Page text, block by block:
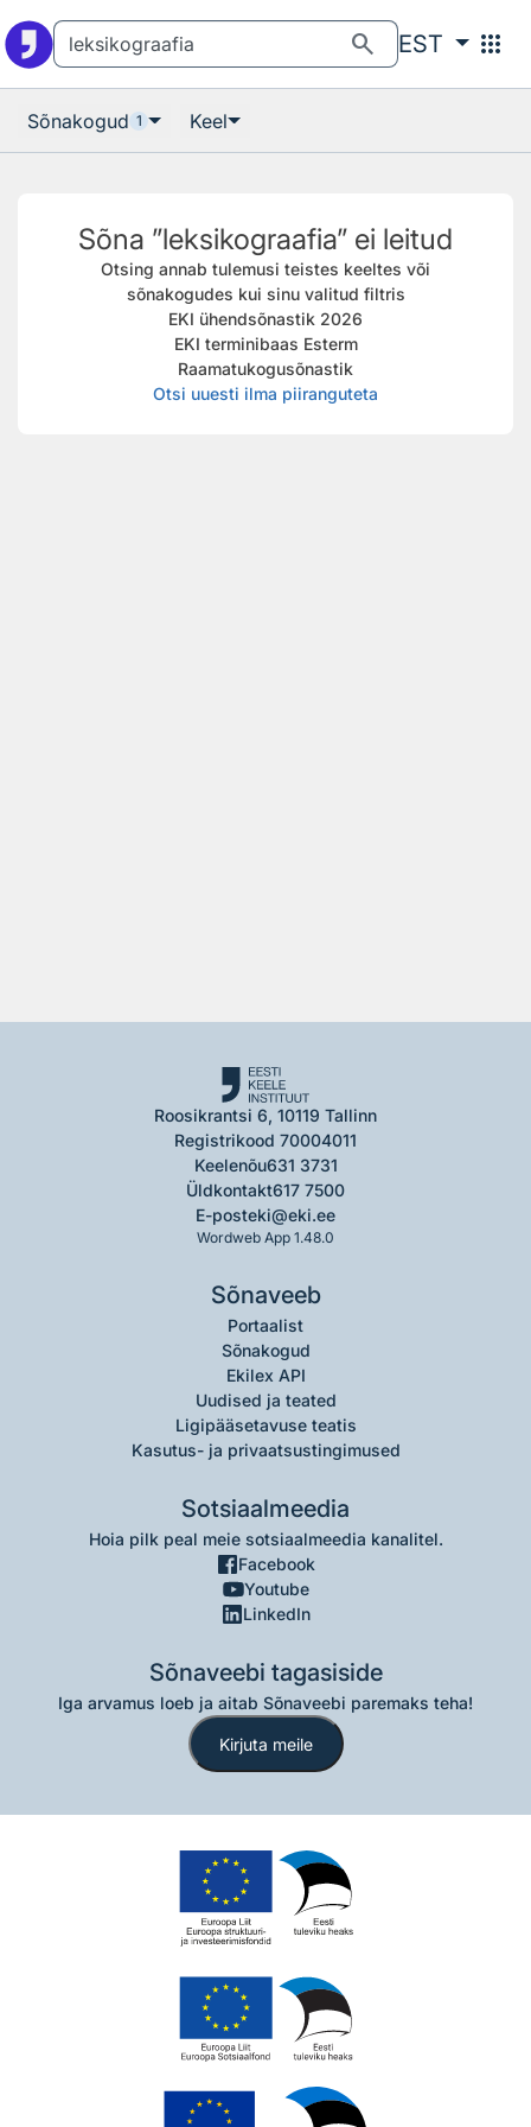
search EST apps
Sõnakogud 1 Keel
Sõna ”leksikograafia” ei leitud
Otsing annab tulemusi teistes keeltes või
sõnakogudes kui sinu valitud filtris
EKI ühendsõnastik 2026
EKI terminibaas Esterm
Raamatukogusõnastik
Otsi uuesti ilma piiranguteta
Roosikrantsi 6, 10119 Tallinn
Registrikood 70004011
Keelenõu631 3731
Üldkontakt617 7500
E-posteki@eki.ee
Wordweb App 1.48.0
Sõnaveeb
Portaalist
Sõnakogud
Ekilex API
Uudised ja teated
Ligipääsetavuse teatis
Kasutus- ja privaatsustingimused
Sotsiaalmeedia
Hoia pilk peal meie sotsiaalmeedia kanalitel.
Facebook
Youtube
LinkedIn
Sõnaveebi tagasiside
Iga arvamus loeb ja aitab Sõnaveebi paremaks teha!
Kirjuta meile